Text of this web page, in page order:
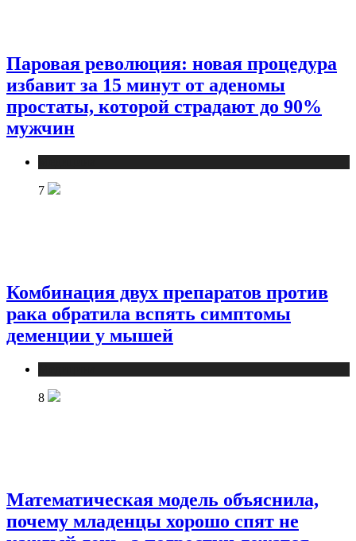
Паровая революция: новая процедура
избавит за 15 минут от аденомы
простаты, которой страдают до 90%
мужчин
7
Комбинация двух препаратов против
рака обратила вспять симптомы
деменции у мышей
8
Математическая модель объяснила,
почему младенцы хорошо спят не